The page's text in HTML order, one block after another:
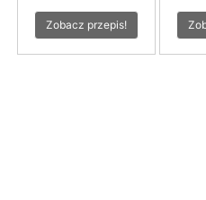
Zobacz przepis!